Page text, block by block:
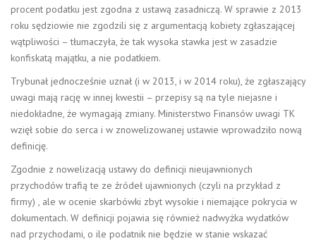
procent podatku jest zgodna z ustawą zasadniczą. W sprawie z 2013
roku sędziowie nie zgodzili się z argumentacją kobiety zgłaszającej
wątpliwości – tłumaczyła, że tak wysoka stawka jest w zasadzie
konfiskatą majątku, a nie podatkiem.
Trybunał jednocześnie uznał (i w 2013, i w 2014 roku), że zgłaszający
uwagi mają rację w innej kwestii – przepisy są na tyle niejasne i
niedokładne, że wymagają zmiany. Ministerstwo Finansów uwagi TK
wzięł sobie do serca i w znowelizowanej ustawie wprowadziło nową
definicję.
Zgodnie z nowelizacją ustawy do definicji nieujawnionych
przychodów trafią te ze źródeł ujawnionych (czyli na przykład z
firmy) , ale w ocenie skarbówki zbyt wysokie i niemające pokrycia w
dokumentach. W definicji pojawia się również nadwyżka wydatków
nad przychodami, o ile podatnik nie będzie w stanie wskazać